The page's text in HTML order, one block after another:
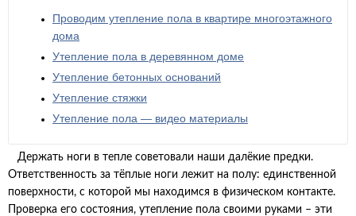
Проводим утепление пола в квартире многоэтажного
дома
Утепление пола в деревянном доме
Утепление бетонных оснований
Утепление стяжки
Утепление пола — видео материалы
Держать ноги в тепле советовали наши далёкие предки.
Ответственность за тёплые ноги лежит на полу: единственной
поверхности, с которой мы находимся в физическом контакте.
Проверка его состояния, утепление пола своими руками – эти